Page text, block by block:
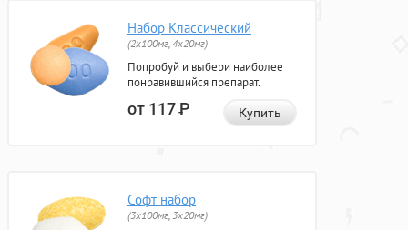
Набор Классический
(2x100мг, 4x20мг)
Попробуй и выбери наиболее
понравившийся препарат.
от 117Р Купить
Софт набор
(3x100мг, 3x20мг)